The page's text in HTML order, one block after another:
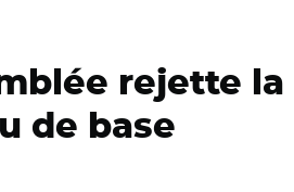
rejette la
de base